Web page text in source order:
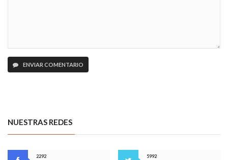
ENVIAR COMENTARIO
NUESTRAS REDES
2292
5992